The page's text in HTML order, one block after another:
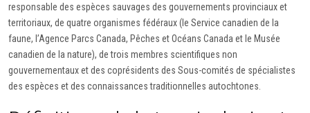
responsable des espèces sauvages des gouvernements provinciaux et
territoriaux, de quatre organismes fédéraux (le Service canadien de la
faune, l’Agence Parcs Canada, Pêches et Océans Canada et le Musée
canadien de la nature), de trois membres scientifiques non
gouvernementaux et des coprésidents des Sous-comités de spécialistes
des espèces et des connaissances traditionnelles autochtones.